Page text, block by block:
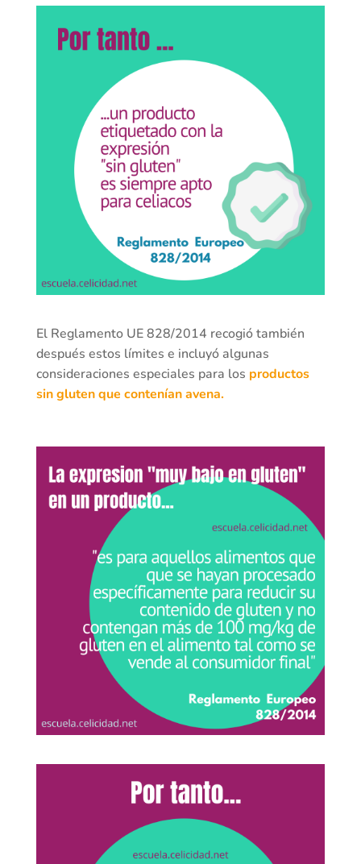
El Reglamento UE 828/2014 recogió también
después estos límites e incluyó algunas
consideraciones especiales para los productos
sin gluten que contenían avena.